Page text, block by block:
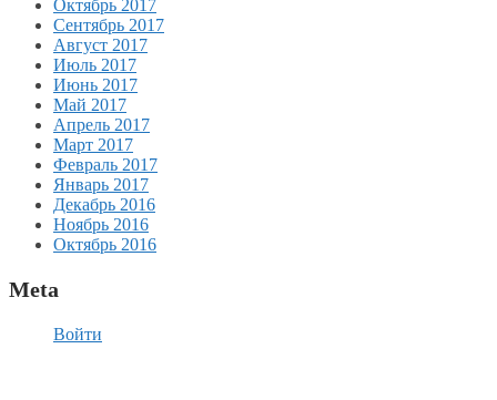
Октябрь 2017
Сентябрь 2017
Август 2017
Июль 2017
Июнь 2017
Май 2017
Апрель 2017
Март 2017
Февраль 2017
Январь 2017
Декабрь 2016
Ноябрь 2016
Октябрь 2016
Meta
Войти